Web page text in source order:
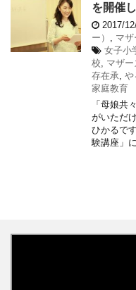
を開催
2017/
ー）
マ
女子小
校
マザ
存在承 や
家庭教育
「母娘共
がいただ
ひかるで
験講座」